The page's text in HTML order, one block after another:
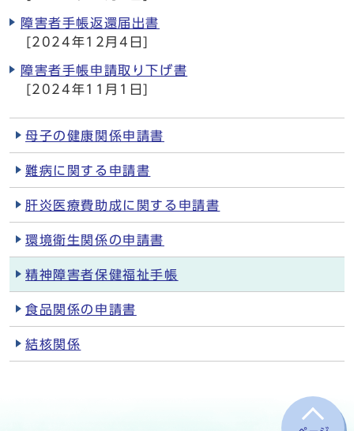
障害者手帳返還届出書
[2024年12月4日]
障害者手帳申請取り下げ書
[2024年11月1日]
母子の健康関係申請書
難病に関する申請書
肝炎医療費助成に関する申請書
環境衛生関係の申請書
精神障害者保健福祉手帳
食品関係の申請書
結核関係